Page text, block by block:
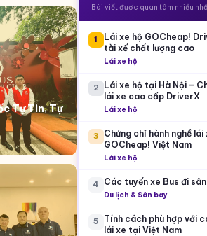
Tự Tin, Tự
Bài viết được quan tâm nhiều
1
Lái xe hộ GOCheap!
tài xế chất lượng cao
Lái xe hộ
2 Lái xe hộ tại Hà Nội –
lái xe cao cấp DriverX
Lái xe hộ
3 Chứng chỉ hành nghề lái
GOCheap! Việt Nam
Lái xe hộ
4 Các tuyến xe Bus đi
Du lịch & Sân bay
5
Tính cách phù hợp với
lái xe tại Việt Nam